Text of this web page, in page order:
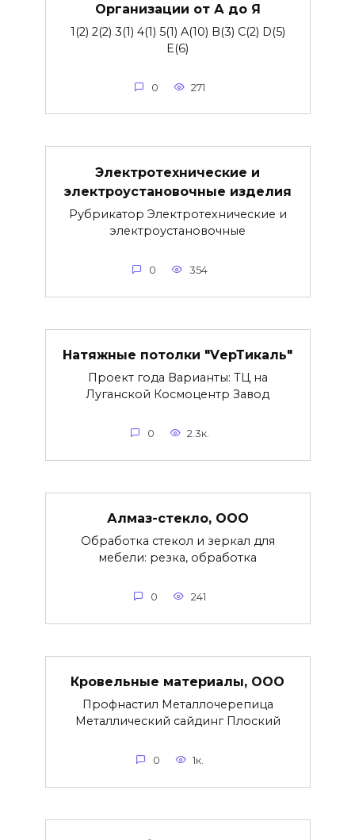
Организации от А до Я
1(2) 2(2) 3(1) 4(1) 5(1) A(10) B(3) C(2) D(5)
E(6)
0 271
Электротехнические и
электроустановочные изделия
Рубрикатор Электротехнические и
электроустановочные
0 354
Натяжные потолки "VерТикаль"
Проект года Варианты: ТЦ на
Луганской Космоцентр Завод
0 2.3к.
Алмаз-стекло, ООО
Обработка стекол и зеркал для
мебели: резка, обработка
0 241
Кровельные материалы, ООО
Профнастил Металлочерепица
Металлический сайдинг Плоский
0 1к.